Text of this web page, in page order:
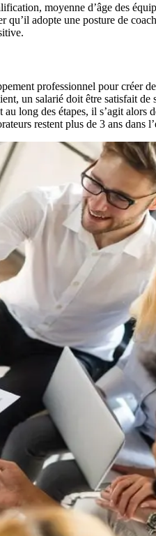
moyenne d’âge des
adopte une posture de
professionnel pour créer
un salarié doit être satisfait
long des étapes, il s’agit alors
restent plus de 3 ans dans